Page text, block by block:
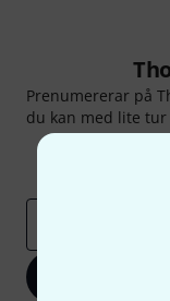
Prenumererar på
du kan med lite tur